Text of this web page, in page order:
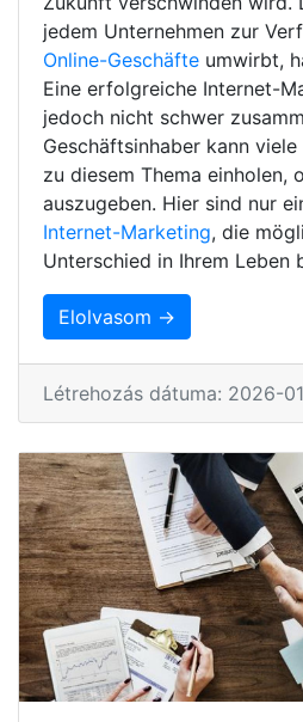
jedem Unternehmen zur
Online-Geschäfte umwirbt,
Eine erfolgreiche Internet-
jedoch nicht schwer
Geschäftsinhaber kann
zu diesem Thema einholen,
auszugeben. Hier sind nur
Internet-Marketing, die
Unterschied in Ihrem Leben
Elolvasom →
Létrehozás dátuma: 2026-